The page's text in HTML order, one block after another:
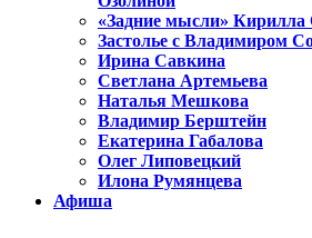
«Задние мысли»
Застолье с Владимиром
Ирина Савкина
Светлана Артемьева
Наталья Мешкова
Владимир Берштейн
Екатерина Габалова
Олег Липовецкий
Илона Румянцева
Афиша